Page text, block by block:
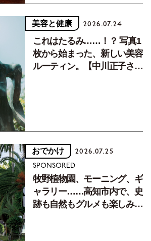
美容と健康 2026.07.24
これはたるみ……！？ 写真1
枚から始まった、新しい美容
ルーティン。【中川正子さん
おでかけ 2026.07.25
SPONSORED
牧野植物園、モーニング、ギ
ャラリー……高知市内で、史
跡も自然もグルメも楽しみ尽